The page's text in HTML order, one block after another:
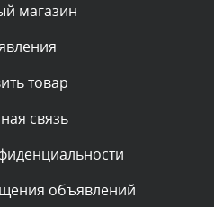
виден после проверки
магазин
товар
связь
объявлений